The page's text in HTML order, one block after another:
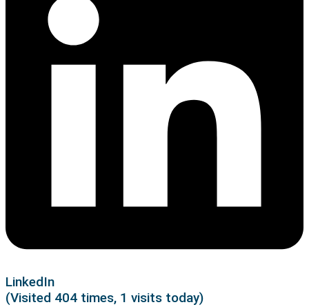
LinkedIn
(Visited 404 times, 1 visits today)